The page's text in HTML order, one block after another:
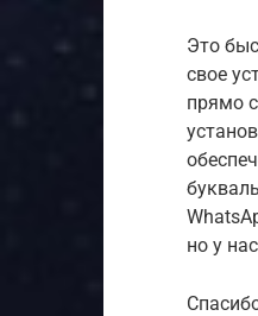
Это
свое
прямо
но у